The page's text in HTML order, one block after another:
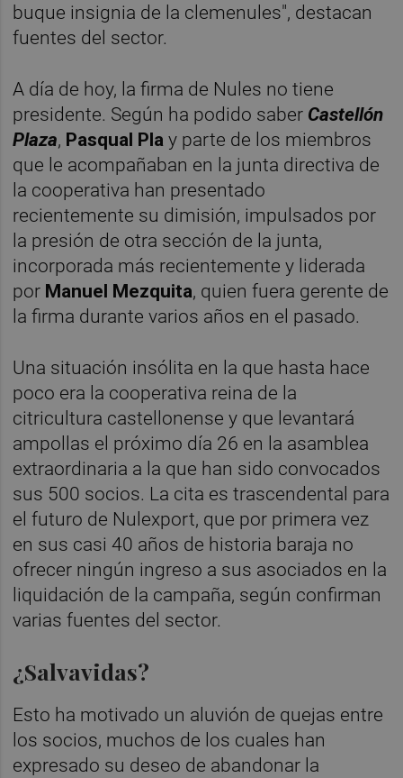
buque insignia de la clemenules", destacan
fuentes del sector.
A día de hoy, la firma de Nules no tiene
presidente. Según ha podido saber Castellón
Plaza, Pasqual Pla y parte de los miembros
que le acompañaban en la junta directiva de
la cooperativa han presentado
recientemente su dimisión, impulsados por
la presión de otra sección de la junta,
incorporada más recientemente y liderada
por Manuel Mezquita, quien fuera gerente de
la firma durante varios años en el pasado.
Una situación insólita en la que hasta hace
poco era la cooperativa reina de la
citricultura castellonense y que levantará
ampollas el próximo día 26 en la asamblea
extraordinaria a la que han sido convocados
sus 500 socios. La cita es trascendental para
el futuro de Nulexport, que por primera vez
en sus casi 40 años de historia baraja no
ofrecer ningún ingreso a sus asociados en la
liquidación de la campaña, según confirman
varias fuentes del sector.
¿Salvavidas?
Esto ha motivado un aluvión de quejas entre
los socios, muchos de los cuales han
expresado su deseo de abandonar la